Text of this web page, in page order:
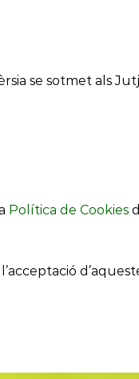
se sotmet als
Política de Cookies